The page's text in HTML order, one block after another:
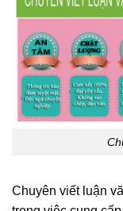
Chuyên viết luận